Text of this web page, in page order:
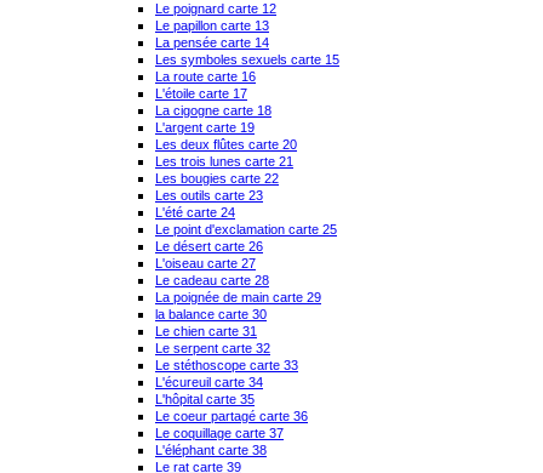
Le poignard carte 12
Le papillon carte 13
La pensée carte 14
Les symboles sexuels carte 15
La route carte 16
L'étoile carte 17
La cigogne carte 18
L'argent carte 19
Les deux flûtes carte 20
Les trois lunes carte 21
Les bougies carte 22
Les outils carte 23
L'été carte 24
Le point d'exclamation carte 25
Le désert carte 26
L'oiseau carte 27
Le cadeau carte 28
La poignée de main carte 29
la balance carte 30
Le chien carte 31
Le serpent carte 32
Le stéthoscope carte 33
L'écureuil carte 34
L'hôpital carte 35
Le coeur partagé carte 36
Le coquillage carte 37
L'éléphant carte 38
Le rat carte 39